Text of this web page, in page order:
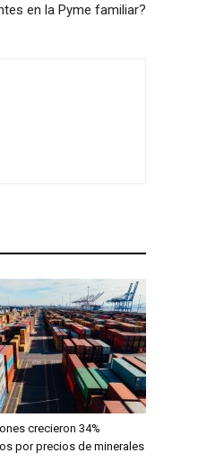
en la Pyme familiar?
crecieron 34%
por precios de minerales